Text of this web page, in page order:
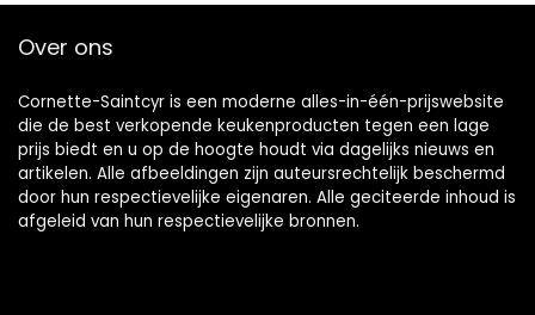
Over ons
Cornette-Saintcyr is een moderne alles-in-één-prijswebsite
die de best verkopende keukenproducten tegen een lage
prijs biedt en u op de hoogte houdt via dagelijks nieuws en
artikelen. Alle afbeeldingen zijn auteursrechtelijk beschermd
door hun respectievelijke eigenaren. Alle geciteerde inhoud is
afgeleid van hun respectievelijke bronnen.